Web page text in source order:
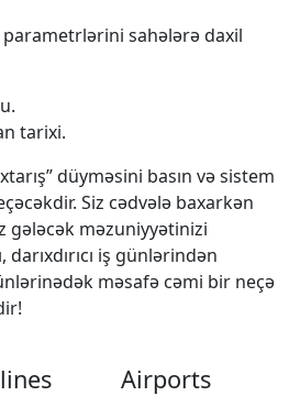
parametrlərini sahələrə daxil
tarixi.
düyməsini basın və sistem
Siz cədvələ baxarkən
gələcək məzuniyyətinizi
darıxdırıcı iş günlərindən
məsafə cəmi bir neçə
Airports